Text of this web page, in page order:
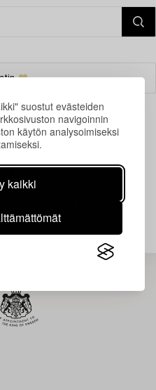
suostut evästeiden
navigoinnin
käytön analysoimiseksi
kaikki
TAIDE
vastaavia kohteita.